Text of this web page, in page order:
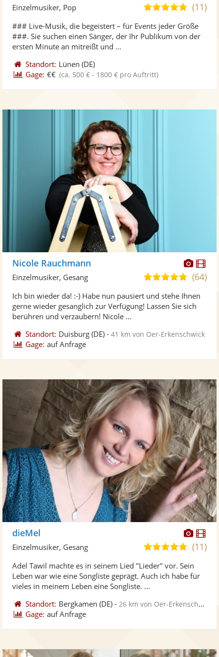
Fotos
5,0
5
(11)
Einzelmusiker, Pop
### Live-Musik, die begeistert – für Events jeder Größe
###. Sie suchen einen Sänger, der Ihr Publikum von der
ersten Minute an mitreißt und ...
Standort: Lünen (DE)
Gage: €€ (ca. 500 € - 1800 € pro Auftritt)
Fotos
Nicole Rauchmann
5,0
5
(64)
Einzelmusiker, Gesang
Ich bin wieder da! :-) Habe nun pausiert und stehe Ihnen
gerne wieder gesanglich zur Verfügung! Lassen Sie sich
berühren und verzaubern! Nicole ...
Standort: Duisburg (DE) -41 km von Oer-Erkenschwick
Gage: auf Anfrage
dieMel
5,0
5
(11)
Einzelmusiker, Gesang
Adel Tawil machte es in seinem Lied "Lieder" vor. Sein
Leben war wie eine Songliste geprägt. Auch ich habe für
vieles in meinem Leben eine Songliste. ...
Standort: Bergkamen (DE) - 26 km von Oer-Erkenschwick
Gage: auf Anfrage